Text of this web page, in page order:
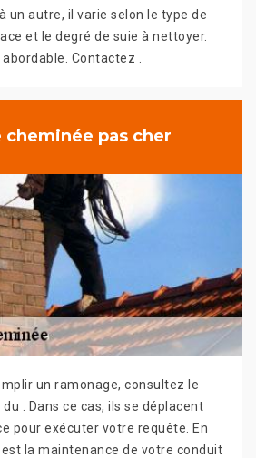
un autre, il varie selon le type de
et le degré de suie à nettoyer.
Contactez .
cheminée pas cher
un ramonage, consultez le
. Dans ce cas, ils se déplacent
pour exécuter votre requête. En
la maintenance de votre conduit